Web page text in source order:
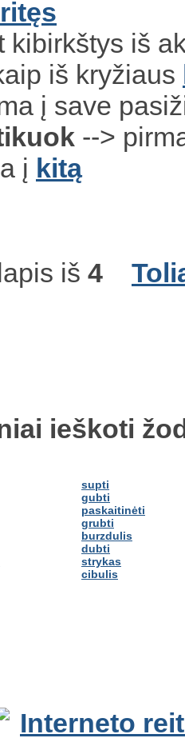
kibirkštys iš
iš kryžiaus
į save
-->
į kitą
iš 4
ieškoti
supti
gubti
paskaitinėti
grubti
burzdulis
dubti
strykas
cibulis